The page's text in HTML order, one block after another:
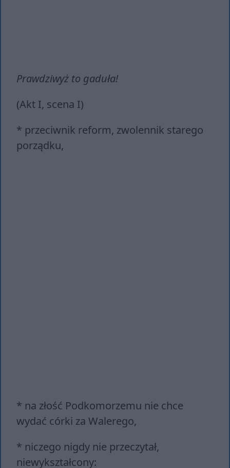
Prawdziwyż to gaduła!
(Akt I, scena I)
* przeciwnik reform, zwolennik starego
porządku,
* na złość Podkomorzemu nie chce
wydać córki za Walerego,
* niczego nigdy nie przeczytał,
niewykształcony: